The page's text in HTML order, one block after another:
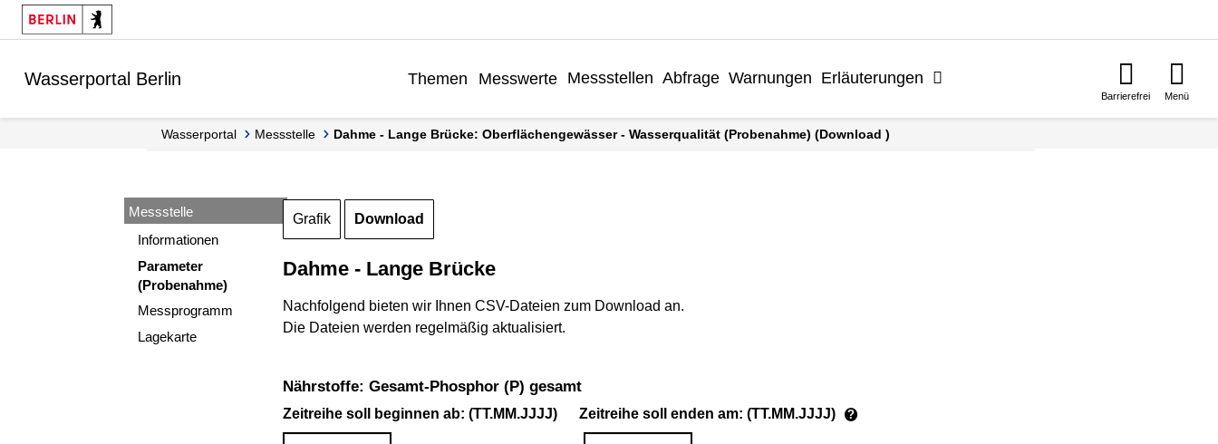
Springe zur Navigation
Springe zum Inhalt
Wasserportal Berlin Themen Messwerte Messstellen Abfrage Warnungen Erläuterungen
Barrierefrei Menü
Wasserportal Messstelle Dahme - Lange Brücke: Oberflächengewässer - Wasserqualität (Probenahme) (Download )
Messstelle
Informationen
Parameter
(Probenahme)
Messprogramm
Lagekarte
Grafik Download
Dahme - Lange Brücke
Nachfolgend bieten wir Ihnen CSV-Dateien zum Download an.
Die Dateien werden regelmäßig aktualisiert.
Nährstoffe: Gesamt-Phosphor (P) gesamt
Zeitreihe soll beginnen ab: (TT.MM.JJJJ) Zeitreihe soll enden am: (TT.MM.JJJJ) ?